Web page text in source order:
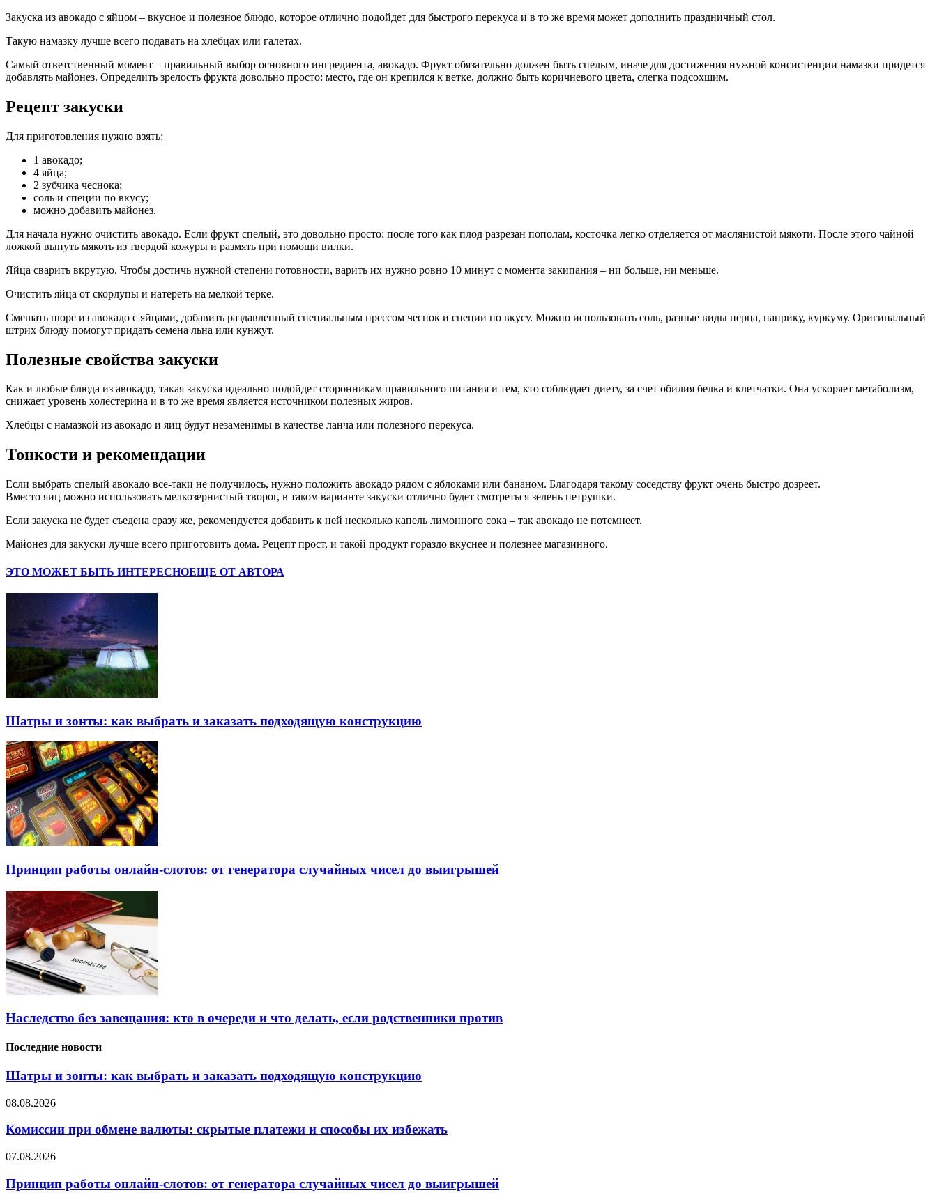
Закуска из авокадо с яйцом – вкусное и полезное блюдо, которое отлично подойдет для быстрого перекуса и в то же время может дополнить праздничный стол.
Такую намазку лучше всего подавать на хлебцах или галетах.
Самый ответственный момент – правильный выбор основного ингредиента, авокадо. Фрукт обязательно должен быть спелым, иначе для достижения нужной консистенции намазки придется
добавлять майонез. Определить зрелость фрукта довольно просто: место, где он крепился к ветке, должно быть коричневого цвета, слегка подсохшим.
Рецепт закуски
Для приготовления нужно взять:
1 авокадо;
4 яйца;
2 зубчика чеснока;
соль и специи по вкусу;
можно добавить майонез.
Для начала нужно очистить авокадо. Если фрукт спелый, это довольно просто: после того как плод разрезан пополам, косточка легко отделяется от маслянистой мякоти. После этого чайной
ложкой вынуть мякоть из твердой кожуры и размять при помощи вилки.
Яйца сварить вкрутую. Чтобы достичь нужной степени готовности, варить их нужно ровно 10 минут с момента закипания – ни больше, ни меньше.
Очистить яйца от скорлупы и натереть на мелкой терке.
Смешать пюре из авокадо с яйцами, добавить раздавленный специальным прессом чеснок и специи по вкусу. Можно использовать соль, разные виды перца, паприку, куркуму. Оригинальный
штрих блюду помогут придать семена льна или кунжут.
Полезные свойства закуски
Как и любые блюда из авокадо, такая закуска идеально подойдет сторонникам правильного питания и тем, кто соблюдает диету, за счет обилия белка и клетчатки. Она ускоряет метаболизм,
снижает уровень холестерина и в то же время является источником полезных жиров.
Хлебцы с намазкой из авокадо и яиц будут незаменимы в качестве ланча или полезного перекуса.
Тонкости и рекомендации
Если выбрать спелый авокадо все-таки не получилось, нужно положить авокадо рядом с яблоками или бананом. Благодаря такому соседству фрукт очень быстро дозреет.
Вместо яиц можно использовать мелкозернистый творог, в таком варианте закуски отлично будет смотреться зелень петрушки.
Если закуска не будет съедена сразу же, рекомендуется добавить к ней несколько капель лимонного сока – так авокадо не потемнеет.
Майонез для закуски лучше всего приготовить дома. Рецепт прост, и такой продукт гораздо вкуснее и полезнее магазинного.
ЭТО МОЖЕТ БЫТЬ ИНТЕРЕСНОЕЩЕ ОТ АВТОРА
Шатры и зонты: как выбрать и заказать подходящую конструкцию
Принцип работы онлайн-слотов: от генератора случайных чисел до выигрышей
Наследство без завещания: кто в очереди и что делать, если родственники против
Последние новости
Шатры и зонты: как выбрать и заказать подходящую конструкцию
08.08.2026
Комиссии при обмене валюты: скрытые платежи и способы их избежать
07.08.2026
Принцип работы онлайн-слотов: от генератора случайных чисел до выигрышей